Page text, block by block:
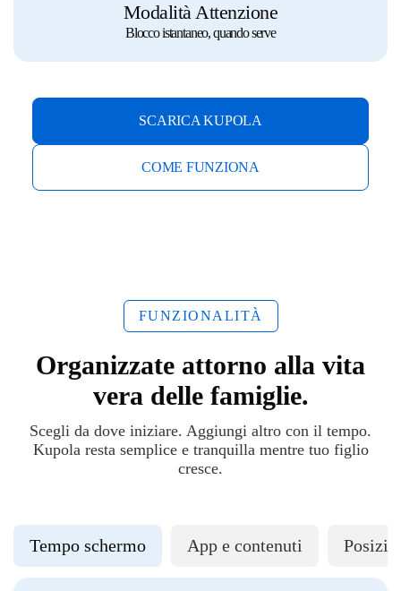
Modalità Attenzione
Blocco istantaneo, quando serve
SCARICA KUPOLA
COME FUNZIONA
FUNZIONALITÀ
Organizzate attorno alla vita
vera delle famiglie.
Scegli da dove iniziare. Aggiungi altro con il tempo.
Kupola resta semplice e tranquilla mentre tuo figlio
cresce.
Tempo schermo App e contenuti